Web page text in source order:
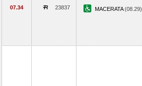
07.34 23837 MACERATA(08.29)